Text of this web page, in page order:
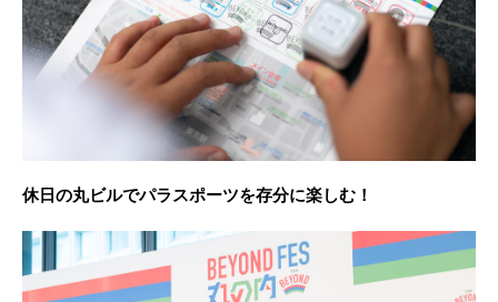
休日の丸ビルでパラスポーツを存分に楽しむ！